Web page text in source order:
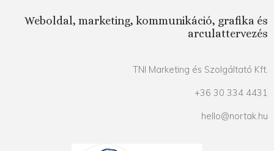
Weboldal, marketing, kommunikáció, grafika és
arculattervezés
TNI Marketing és Szolgáltató Kft.
+36 30 334 4431
hello@nortak.hu